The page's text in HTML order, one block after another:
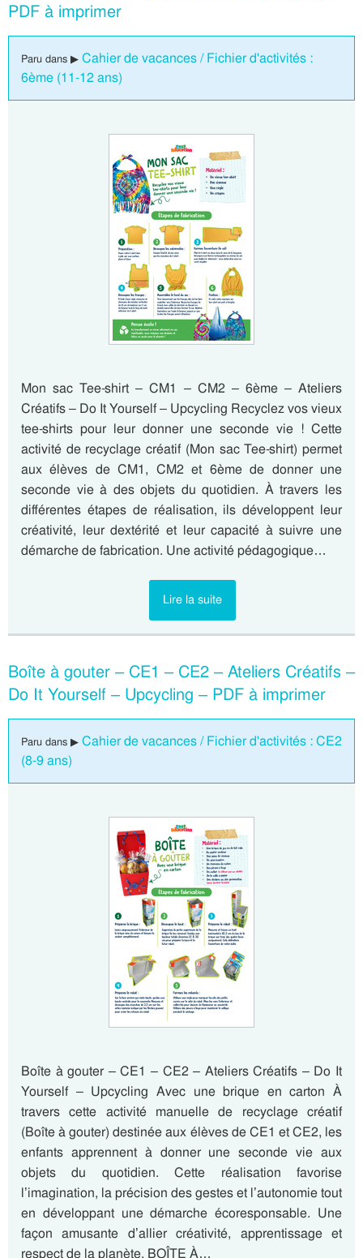
PDF à imprimer
Paru dans ▶ Cahier de vacances / Fichier d'activités :
6ème (11-12 ans)
Mon sac Tee-shirt – CM1 – CM2 – 6ème – Ateliers
Créatifs – Do It Yourself – Upcycling Recyclez vos vieux
tee-shirts pour leur donner une seconde vie ! Cette
activité de recyclage créatif (Mon sac Tee-shirt) permet
aux élèves de CM1, CM2 et 6ème de donner une
seconde vie à des objets du quotidien. À travers les
différentes étapes de réalisation, ils développent leur
créativité, leur dextérité et leur capacité à suivre une
démarche de fabrication. Une activité pédagogique…
Lire la suite
Boîte à gouter – CE1 – CE2 – Ateliers Créatifs –
Do It Yourself – Upcycling – PDF à imprimer
Paru dans ▶ Cahier de vacances / Fichier d'activités : CE2
(8-9 ans)
Boîte à gouter – CE1 – CE2 – Ateliers Créatifs – Do It
Yourself – Upcycling Avec une brique en carton À
travers cette activité manuelle de recyclage créatif
(Boîte à gouter) destinée aux élèves de CE1 et CE2, les
enfants apprennent à donner une seconde vie aux
objets du quotidien. Cette réalisation favorise
l’imagination, la précision des gestes et l’autonomie tout
en développant une démarche écoresponsable. Une
façon amusante d’allier créativité, apprentissage et
respect de la planète. BOÎTE À…